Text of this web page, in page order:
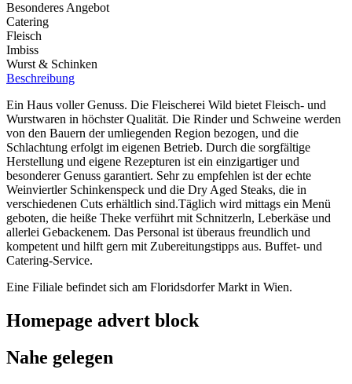
Besonderes Angebot
Catering
Fleisch
Imbiss
Wurst & Schinken
Beschreibung
Ein Haus voller Genuss. Die Fleischerei Wild bietet Fleisch- und
Wurstwaren in höchster Qualität. Die Rinder und Schweine werden
von den Bauern der umliegenden Region bezogen, und die
Schlachtung erfolgt im eigenen Betrieb. Durch die sorgfältige
Herstellung und eigene Rezepturen ist ein einzigartiger und
besonderer Genuss garantiert. Sehr zu empfehlen ist der echte
Weinviertler Schinkenspeck und die Dry Aged Steaks, die in
verschiedenen Cuts erhältlich sind.Täglich wird mittags ein Menü
geboten, die heiße Theke verführt mit Schnitzerln, Leberkäse und
allerlei Gebackenem. Das Personal ist überaus freundlich und
kompetent und hilft gern mit Zubereitungstipps aus. Buffet- und
Catering-Service.
Eine Filiale befindet sich am Floridsdorfer Markt in Wien.
Homepage advert block
Nahe gelegen